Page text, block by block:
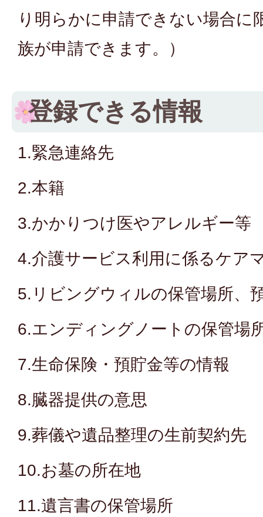
り明らかに申請できない場合に
族が申請できます。）
登録できる情報
1.緊急連絡先
2.本籍
3.かかりつけ医やアレルギー等
4.介護サービス利用に係るケア
5.リビングウィルの保管場所、
6.エンディングノートの保管場
7.生命保険・預貯金等の情報
8.臓器提供の意思
9.葬儀や遺品整理の生前契約先
10.お墓の所在地
11.遺言書の保管場所